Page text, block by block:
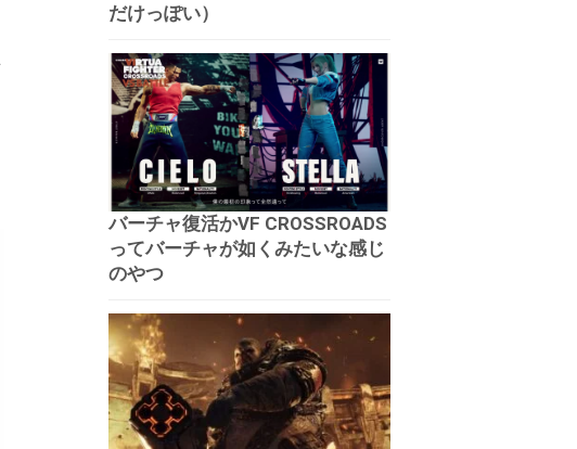
だけっぽい）
バーチャ復活かVF CROSSROADS
ってバーチャが如くみたいな感じ
のやつ